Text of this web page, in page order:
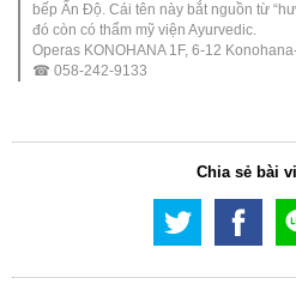
bếp Ấn Độ. Cái tên này bắt nguồn từ
đó còn có thẩm mỹ viện Ayurvedic.
Operas KONOHANA 1F, 6-12
☎ 058-242-9133
Chia sẻ bài